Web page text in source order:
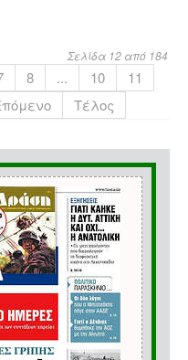
Σελίδα 12 από 184
8 ... 10
11
Τέλος